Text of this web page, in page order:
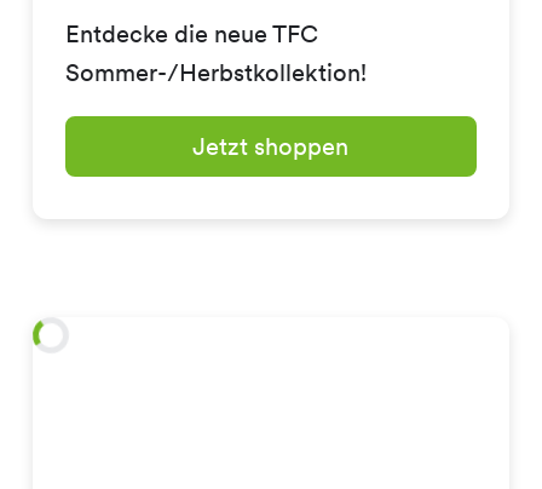
Entdecke die neue TFC
Sommer-/Herbstkollektion!
Jetzt shoppen